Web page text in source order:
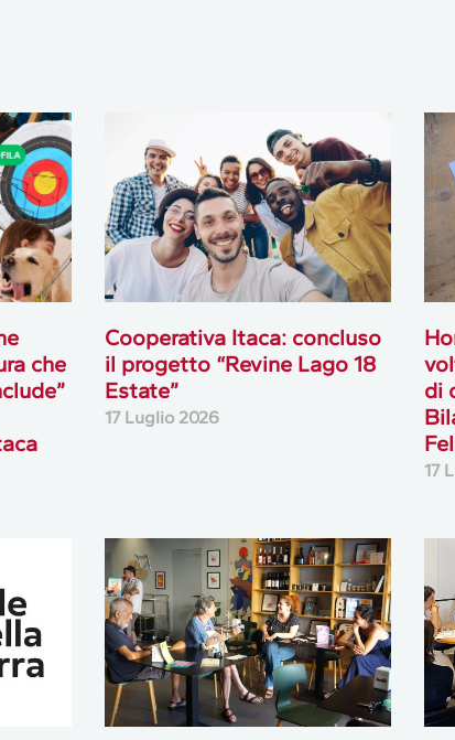
che
Cooperativa Itaca: concluso
il progetto “Revine Lago 18
Estate”
17 Luglio 2026
di
17